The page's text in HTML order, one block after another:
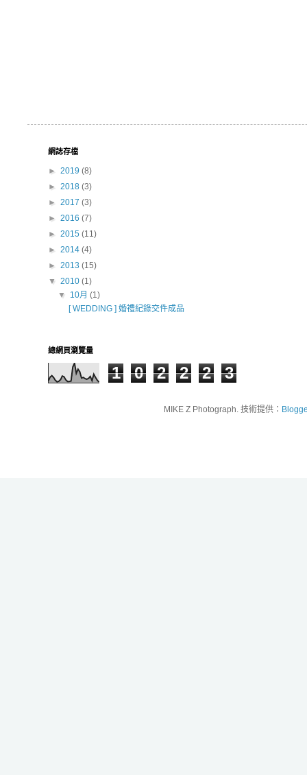
網誌存檔
► 2019 (8)
► 2018 (3)
► 2017 (3)
► 2016 (7)
► 2015 (11)
► 2014 (4)
► 2013 (15)
▼ 2010 (1)
▼ 10月(1)
[ WEDDING ] 婚禮紀錄交件成品
總網頁瀏覽量
1 0 2 2 2 3
MIKE Z Photograph. 技術提供：